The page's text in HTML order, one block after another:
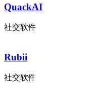
QuackAI
社交软件
Rubii
社交软件